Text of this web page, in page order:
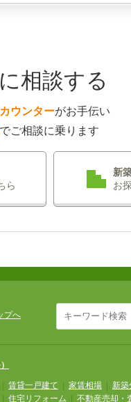
相談する
ウンターがお手伝い
でご相談に乗ります
ら
新
お
プへ
賃貸一戸建て 家賃相場 新築
住宅リフォーム 不動産売却・